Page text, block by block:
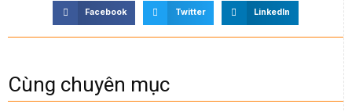
Facebook Twitter LinkedIn
Cùng chuyên mục